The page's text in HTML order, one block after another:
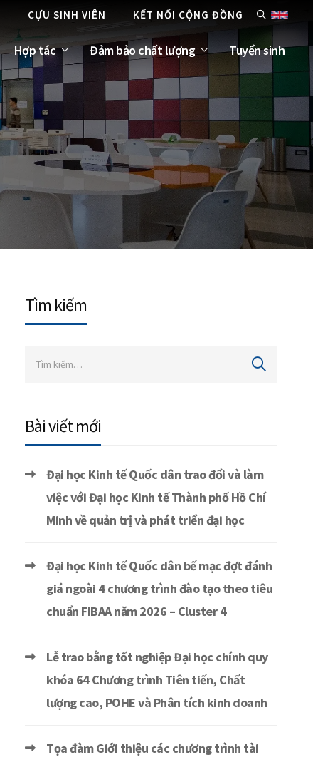
CỰU SINH VIÊN KẾT NỐI CỘNG ĐỒNG
Hợp tác Đảm bảo chất lượng Tuyển sinh
Tìm kiếm
Bài viết mới
Đại học Kinh tế Quốc dân trao đổi và làm
việc với Đại học Kinh tế Thành phố Hồ Chí
Minh về quản trị và phát triển đại học
Đại học Kinh tế Quốc dân bế mạc đợt đánh
giá ngoài 4 chương trình đào tạo theo tiêu
chuẩn FIBAA năm 2026 – Cluster 4
Lễ trao bằng tốt nghiệp Đại học chính quy
khóa 64 Chương trình Tiên tiến, Chất
lượng cao, POHE và Phân tích kinh doanh
Tọa đàm Giới thiệu các chương trình tài